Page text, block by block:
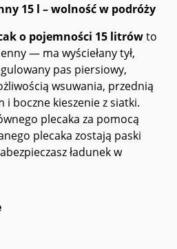
15 l – wolność w podróży
o pojemności 15 litrówto
— ma wyściełany tył,
pas piersiowy,
wsuwania, przednią
i boczne kieszenie z siatki.
plecaka za pomocą
plecaka zostają paski
ładunek w